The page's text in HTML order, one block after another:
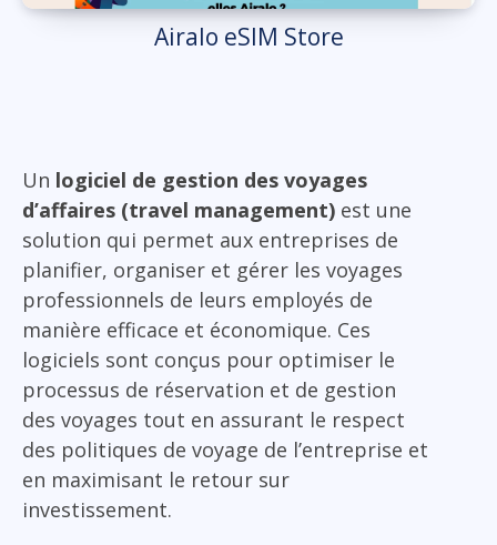
Airalo eSIM Store
Un logiciel de gestion des voyages
d’affaires (travel management) est une
solution qui permet aux entreprises de
planifier, organiser et gérer les voyages
professionnels de leurs employés de
manière efficace et économique. Ces
logiciels sont conçus pour optimiser le
processus de réservation et de gestion
des voyages tout en assurant le respect
des politiques de voyage de l’entreprise et
en maximisant le retour sur
investissement.